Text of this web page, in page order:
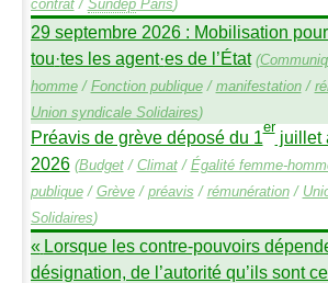
contrat/ SundepParis)
29 septembre 2026 : Mobilisation
tou·tes les agent·es de l’État (
homme/ Fonction publique/ manifestation/
Union syndicale Solidaires)
Préavis de grève déposé du 1erjuillet
2026 (Budget/ Climat/ Égalité femme-
publique/ Grève/ préavis / rémunération/
Solidaires)
« Lorsque les contre-pouvoirs
désignation, de l’autorité qu’ils sont